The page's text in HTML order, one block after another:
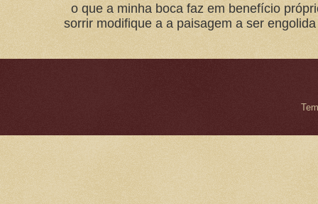
o que a minha boca faz em benefício
sorrir modifique a a paisagem a ser